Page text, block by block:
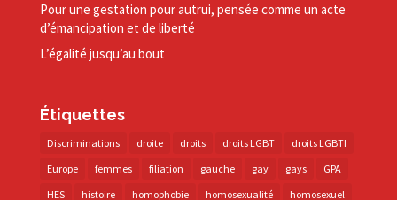
Pour une gestation pour autrui, pensée comme un acte
d’émancipation et de liberté
L’égalité jusqu’au bout
Étiquettes
Discriminations droite droits droits LGBT
droits LGBTI
Europe
femmes filiation gauche gay gays
GPA
HES
histoire homophobie homosexualité homosexuel